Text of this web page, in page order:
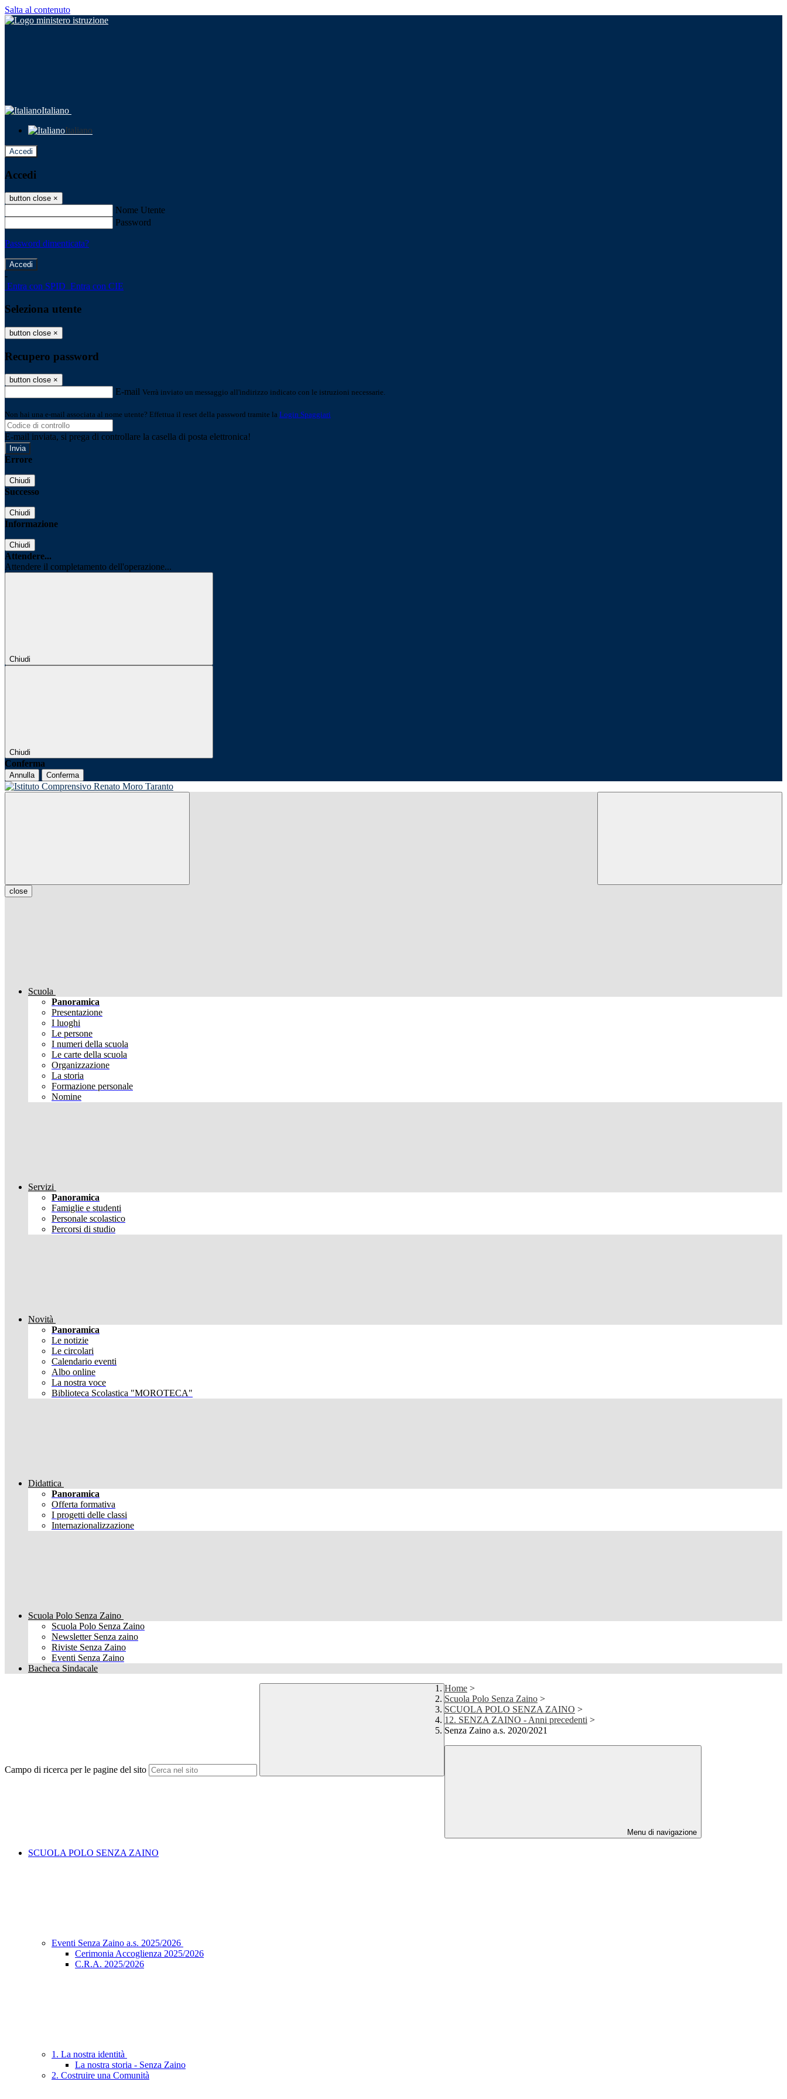
Salta al contenuto
Italiano
Italiano
Accedi
Accedi
button close ×
Nome Utente
Password
Password dimenticata?
-
Entra con SPID Entra con CIE
Seleziona utente
button close ×
Recupero password
button close ×
E-mail Verrà inviato un messaggio all'indirizzo indicato con le istruzioni necessarie.
Non hai una e-mail associata al nome utente? Effettua il reset della password tramite la Login Spaggiari
E-mail inviata, si prega di controllare la casella di posta elettronica!
Errore
Chiudi
Successo
Chiudi
Informazione
Chiudi
Attendere...
Attendere il completamento dell'operazione...
Chiudi
Chiudi
Conferma
Annulla Conferma
close
Scuola
Panoramica
Presentazione
I luoghi
Le persone
I numeri della scuola
Le carte della scuola
Organizzazione
La storia
Formazione personale
Nomine
Servizi
Panoramica
Famiglie e studenti
Personale scolastico
Percorsi di studio
Novità
Panoramica
Le notizie
Le circolari
Calendario eventi
Albo online
La nostra voce
Biblioteca Scolastica "MOROTECA"
Didattica
Panoramica
Offerta formativa
I progetti delle classi
Internazionalizzazione
Scuola Polo Senza Zaino
Scuola Polo Senza Zaino
Newsletter Senza zaino
Riviste Senza Zaino
Eventi Senza Zaino
Bacheca Sindacale
Campo di ricerca per le pagine del sito
Home >
Scuola Polo Senza Zaino >
SCUOLA POLO SENZA ZAINO >
12. SENZA ZAINO - Anni precedenti >
Senza Zaino a.s. 2020/2021
Menu di navigazione
SCUOLA POLO SENZA ZAINO
Eventi Senza Zaino a.s. 2025/2026
Cerimonia Accoglienza 2025/2026
C.R.A. 2025/2026
1. La nostra identità
La nostra storia - Senza Zaino
2. Costruire una Comunità